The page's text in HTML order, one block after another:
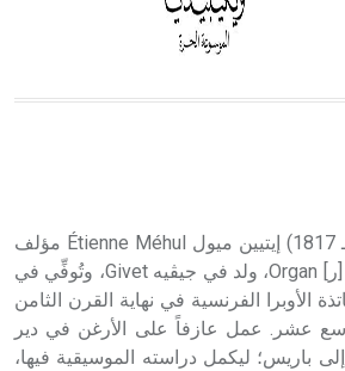
كلمة فرنسية اللفظ تم اعتمادها مصطلحاً
- هل تعلم أن أبجر Abgar اسم معروف جيداً يعود إلى عدد من
مدينة إديسا (الرها) من أبجر الأول وحتى
إلى أسرة أوسروين
ميول (إيتيين ـ) (1763 ـ 1817) إيتيين ميول Étienne Méhul مؤلف
موسيقي وعازف أرغن [ر] Organ، ولد في جيڤيه Givet، وتُوفِّي في
الأوبرا الفرنسية في نهاية القرن الثامن
عشر. عمل عازفاً على الأرغن في دير
باريس؛ ليكمل دراسته الموسيقية فيها،